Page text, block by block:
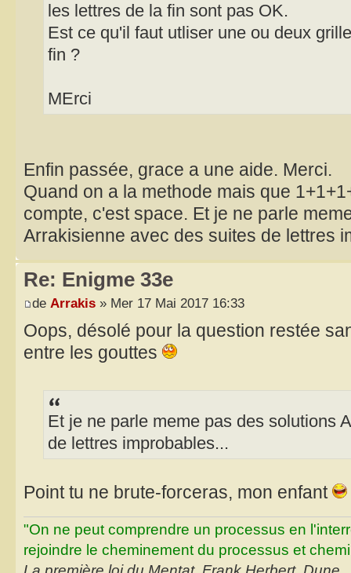
les lettres de la fin sont pas OK.
Est ce qu'il faut utliser une ou deux
fin ?
MErci
Enfin passée, grace a une aide. Merci.
Quand on a la methode mais que
compte, c'est space. Et je ne parle
Arrakisienne avec des suites de lettres
Re: Enigme 33e
de Arrakis » Mer 17 Mai 2017 16:33
Oops, désolé pour la question restée
entre les gouttes
Et je ne parle meme pas des solutions
de lettres improbables...
Point tu ne brute-forceras, mon enfant
"On ne peut comprendre un processus en
rejoindre le cheminement du processus et